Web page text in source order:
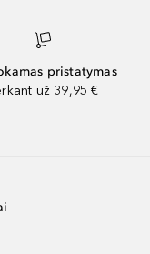
pristatymas
už 39,95 €